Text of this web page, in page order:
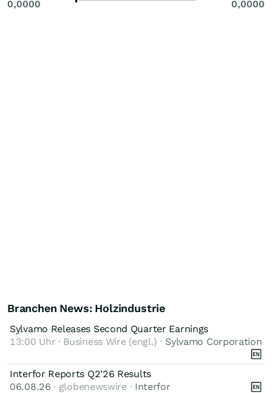
0,0000 0,0000
Branchen News: Holzindustrie
Sylvamo Releases Second Quarter Earnings
13:00 Uhr · Business Wire (engl.) · Sylvamo Corporation
Interfor Reports Q2’26 Results
06.08.26 · globenewswire · Interfor